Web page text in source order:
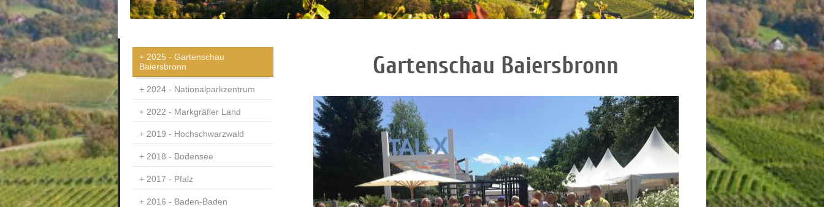
Gartenschau Baiersbronn
2025 - Gartenschau
Baiersbronn
2024 - Nationalparkzentrum
2022 - Markgräfler Land
2019 - Hochschwarzwald
2018 - Bodensee
2017 - Pfalz
2016 - Baden-Baden